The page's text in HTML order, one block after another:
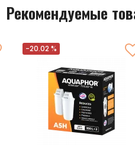
Рекомендуемые
-20.02 %